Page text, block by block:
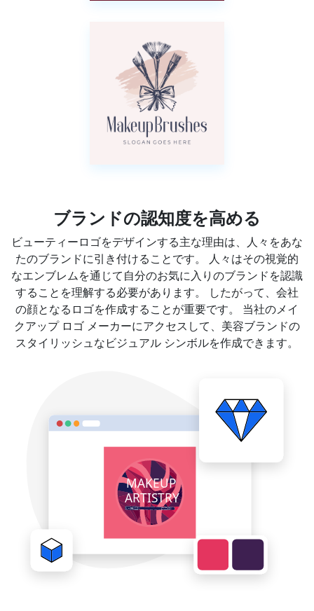
ブランドの認知度を高める
ビューティーロゴをデザインする主な理由は、人々をあな
たのブランドに引き付けることです。 人々はその視覚的
なエンブレムを通じて自分のお気に入りのブランドを認識
することを理解する必要があります。 したがって、会社
の顔となるロゴを作成することが重要です。 当社のメイ
クアップ ロゴ メーカーにアクセスして、美容ブランドの
スタイリッシュなビジュアル シンボルを作成できます。